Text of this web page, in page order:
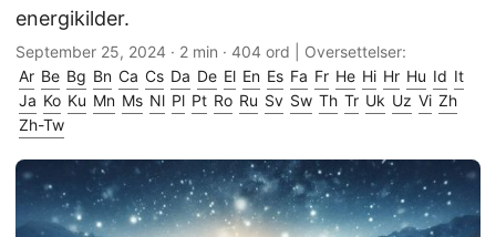
energikilder.
September 25, 2024 · 2 min · 404 ord | Oversettelser:
Ar Be Bg Bn Ca Cs Da De El En Es Fa Fr He Hi Hr Hu Id It
Ja Ko Ku Mn Ms Nl Pl Pt Ro Ru Sv Sw Th Tr Uk Uz Vi Zh
Zh-Tw